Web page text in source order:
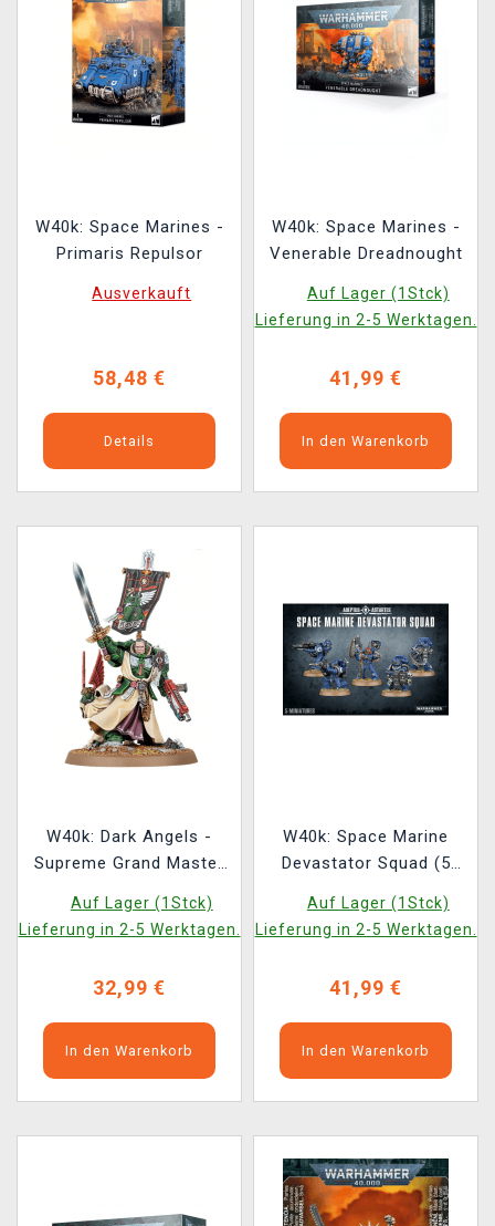
W40k: Space Marines -
Primaris Repulsor
Ausverkauft
58,48 €
Details
W40k: Space Marines -
Venerable Dreadnought
Auf Lager (1Stck)
Lieferung in 2-5 Werktagen.
41,99 €
In den Warenkorb
W40k: Dark Angels -
Supreme Grand Master
Auf Lager (1Stck)
Lieferung in 2-5 Werktagen.
32,99 €
In den Warenkorb
W40k: Space Marine
Devastator Squad (5
Auf Lager (1Stck)
Lieferung in 2-5 Werktagen.
41,99 €
In den Warenkorb